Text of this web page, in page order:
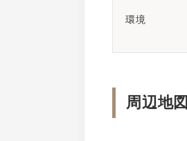
環境
周辺地図